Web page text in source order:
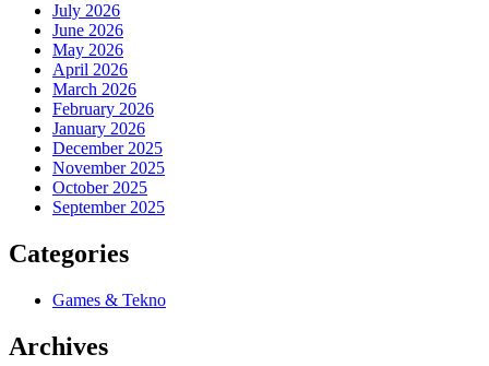
July 2026
June 2026
May 2026
April 2026
March 2026
February 2026
January 2026
December 2025
November 2025
October 2025
September 2025
Categories
Games & Tekno
Archives